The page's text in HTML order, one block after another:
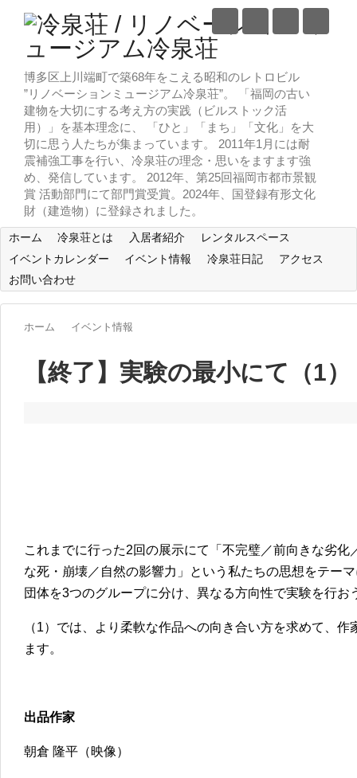
博多区上川端町で築68年をこえる昭和のレトロビル
”リノベーションミュージアム冷泉荘”。 「福岡の古い
建物を大切にする考え方の実践（ビルストック活
用）」を基本理念に、 「ひと」「まち」「文化」を大
切に思う人たちが集まっています。 2011年1月には耐
震補強工事を行い、冷泉荘の理念・思いをますます強
め、発信しています。 2012年、第25回福岡市都市景観
賞 活動部門にて部門賞受賞。2024年、国登録有形文化
財（建造物）に登録されました。
ホーム 冷泉荘とは 入居者紹介
レンタルスペース
イベントカレンダー
イベント情報 冷泉荘日記
アクセス
お問い合わせ
ホーム イベント情報
【終了】実験の最小にて（1）
これまでに行った2回の展示にて「不完璧／前向きな劣
な死・崩壊／自然の影響力」という私たちの思想をテー
団体を3つのグループに分け、異なる方向性で実験を行お
（1）では、より柔軟な作品への向き合い方を求めて、
ます。
出品作家
朝倉 隆平（映像）